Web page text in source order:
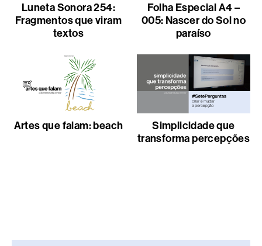
Luneta Sonora 254:
Fragmentos que viram
textos
Folha Especial A4 –
005: Nascer do Sol no
paraíso
Artes que falam: beach
Simplicidade que
transforma percepções